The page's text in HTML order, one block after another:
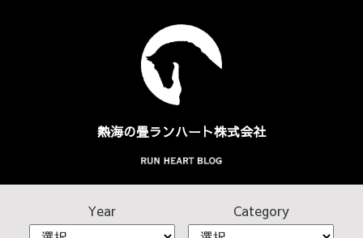
熱海の畳ランハート株式会社
Year Category